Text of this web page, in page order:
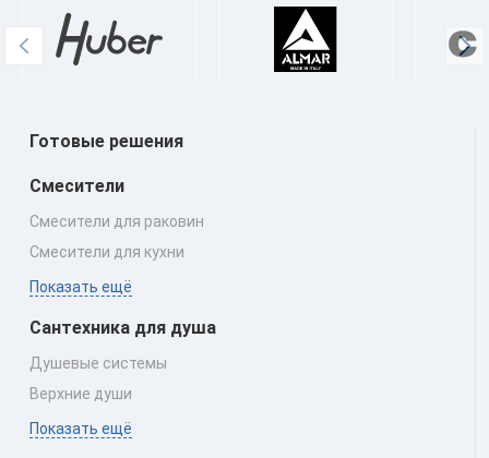
Готовые решения
Смесители
Смесители для раковин
Смесители для кухни
Показать ещё
Сантехника для душа
Душевые системы
Верхние души
Показать ещё